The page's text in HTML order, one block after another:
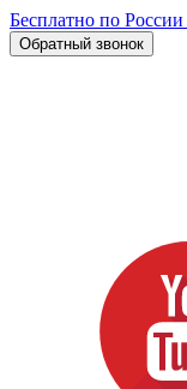
Бесплатно по России
Обратный звонок